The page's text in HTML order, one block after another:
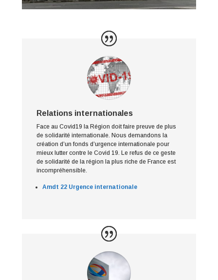
Relations internationales
Face au Covid19 la Région doit faire preuve de plus
de solidarité internationale. Nous demandons la
création d’un fonds d’urgence internationale pour
mieux lutter contre le Covid 19. Le refus de ce geste
de solidarité de la région la plus riche de France est
incompréhensible.
Amdt 22 Urgence internationale